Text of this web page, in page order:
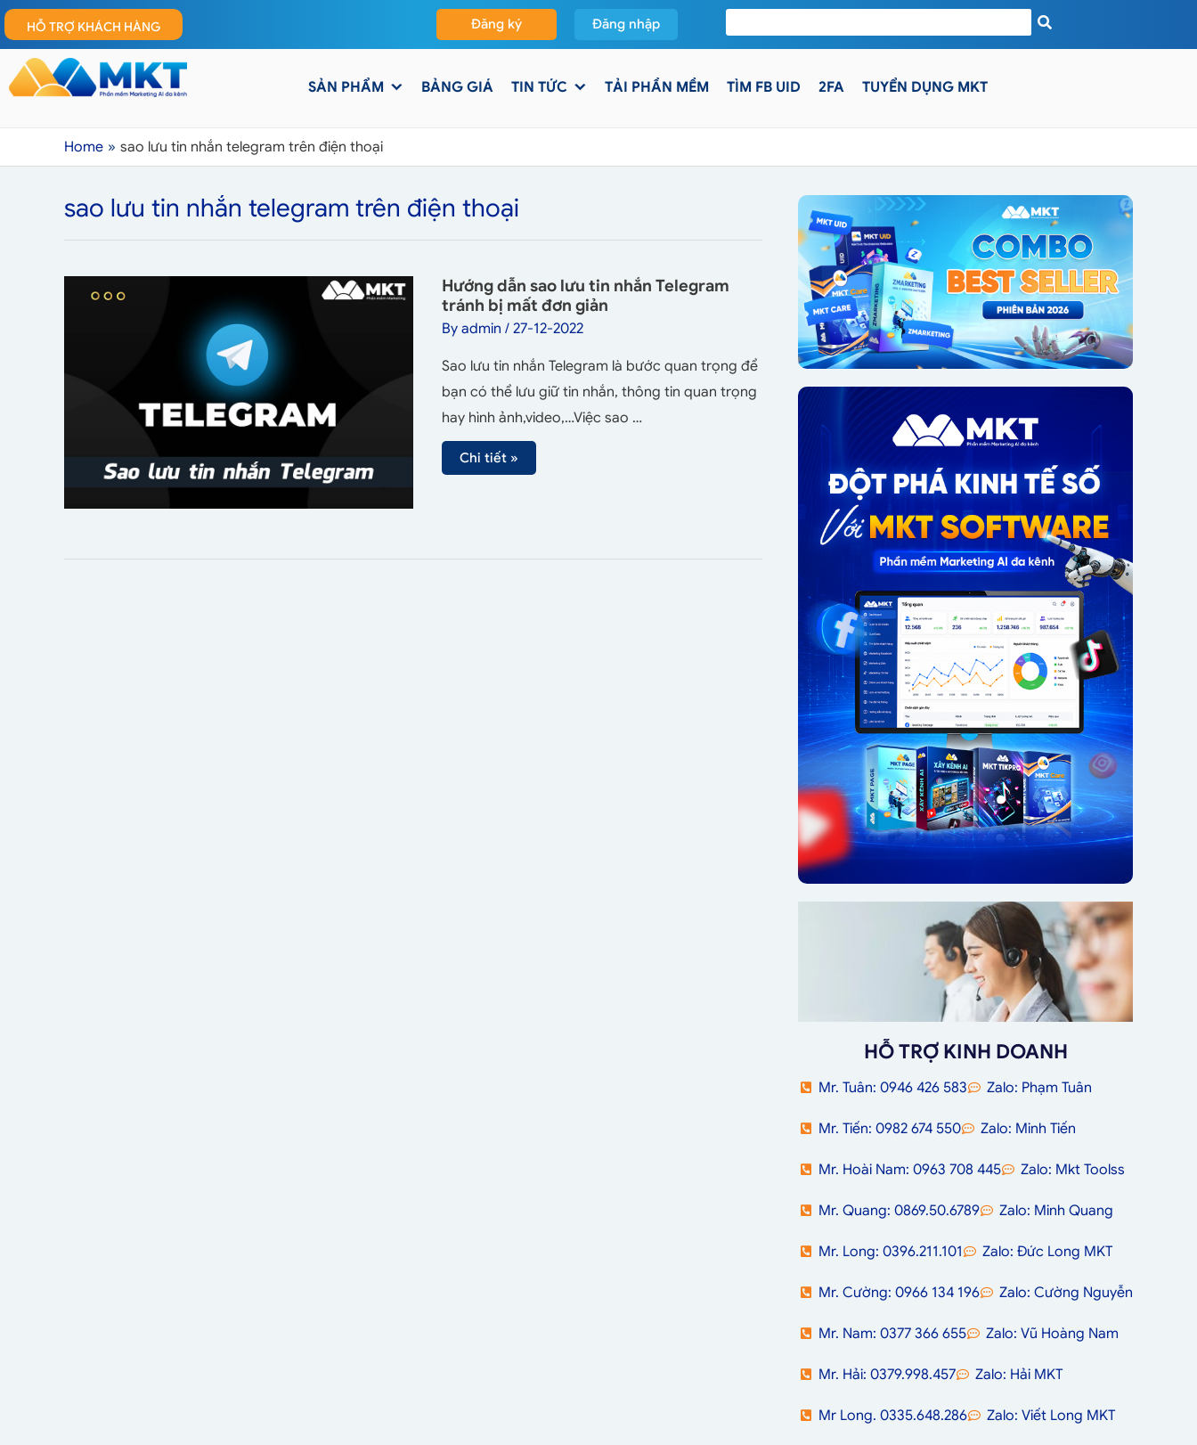
HỖ TRỢ KHÁCH HÀNG Đăng ký Đăng nhập
SẢN PHẨM BẢNG GIÁ TIN TỨC TẢI PHẦN MỀM TÌM FB UID 2FA TUYỂN DỤNG MKT
Home sao lưu tin nhắn telegram trên điện thoại
sao lưu tin nhắn telegram trên điện thoại
Hướng dẫn sao lưu tin nhắn Telegram
tránh bị mất đơn giản
By admin / 27-12-2022
Sao lưu tin nhắn Telegram là bước quan trọng để
bạn có thể lưu giữ tin nhắn, thông tin quan trọng
hay hình ảnh,video,…Việc sao …
Chi tiết »
HỖ TRỢ KINH DOANH
Mr. Tuân: 0946 426 583 Zalo: Phạm Tuân
Mr. Tiến: 0982 674 550 Zalo: Minh Tiến
Mr. Hoài Nam: 0963 708 445 Zalo: Mkt Toolss
Mr. Quang: 0869.50.6789 Zalo: Minh Quang
Mr. Long: 0396.211.101 Zalo: Đức Long MKT
Mr. Cường: 0966 134 196 Zalo: Cường Nguyễn
Mr. Nam: 0377 366 655 Zalo: Vũ Hoàng Nam
Mr. Hải: 0379.998.457 Zalo: Hải MKT
Mr Long. 0335.648.286 Zalo: Viết Long MKT